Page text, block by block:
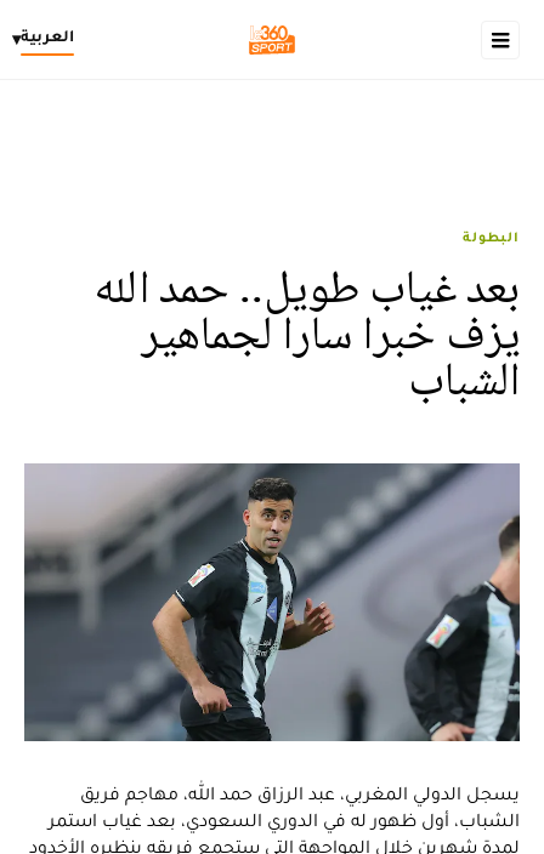
العربية▾
البطولة
بعد غياب طويل.. حمد الله
يزف خبرا سارا لجماهير
الشباب
يسجل الدولي المغربي، عبد الرزاق حمد الله، مهاجم فريق
الشباب، أول ظهور له في الدوري السعودي، بعد غياب استمر
لمدة شهرين خلال المواجهة التي ستجمع فريقه بنظيره الأخدود